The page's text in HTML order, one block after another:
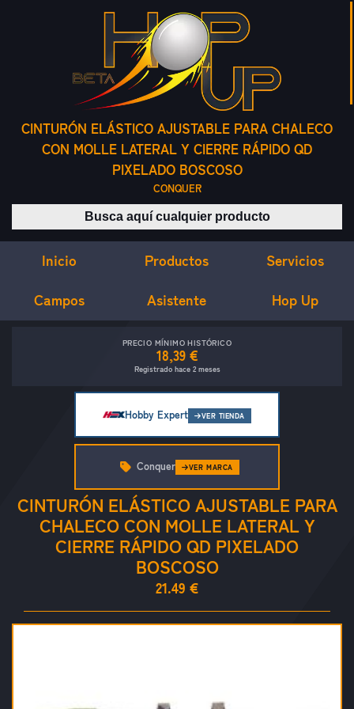
CINTURÓN ELÁSTICO AJUSTABLE PARA CHALECO
CON MOLLE LATERAL Y CIERRE RÁPIDO QD
PIXELADO BOSCOSO
CONQUER
Buscar productos
Inicio Productos Servicios
Campos Asistente Hop Up
PRECIO MÍNIMO HISTÓRICO
18,39 €
Registrado hace 2 meses
Hobby Expert VER TIENDA
CINTURÓN ELÁSTICO AJUSTABLE PARA
CHALECO CON MOLLE LATERAL Y
CIERRE RÁPIDO QD PIXELADO
BOSCOSO
21.49 €
Conquer VER MARCA